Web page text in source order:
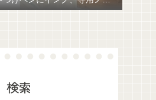
、毎日が充実しています。
検索